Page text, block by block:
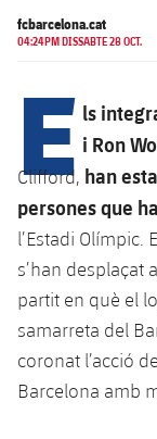
SUB15
SUB13
SUB12
SUB11 A
SUB11 B
SUB10 A
SUB10 B
Juvenil
SUB13 B
SUB12 C
SUB11 C
Actualitat
Entrades
Gameday
Resultats
Jugadors
Base
plusicon
més
Barça
Junior
Cadet A
Cadet B
Infantil A
PLUSICON
MÉS
Primer
plusicon
més
Actualitat
Calendari
Entrades
Barça
plusicon
més
Actualitat
Calendari
Base
plusicon
més
Actualitat
fcbarcelona.cat
04:24PM DISSABTE 28 OCT.
E ls
i Ron
Clifford, han
persones que
l’Estadi Olímpic.
s’han desplaçat
partit en què el
samarreta del
coronat l’acció
Barcelona amb